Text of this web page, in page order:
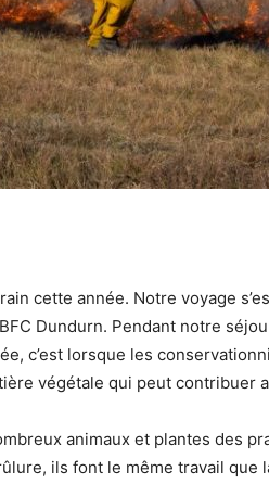
cette année. Notre voyage
Dundurn. Pendant notre
c’est lorsque les
végétale qui peut contribuer
animaux et plantes des
ils font le même travail que